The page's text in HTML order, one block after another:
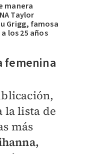
manera
Taylor
Grigg, famosa
los 25 años
femenina
la lista de
más